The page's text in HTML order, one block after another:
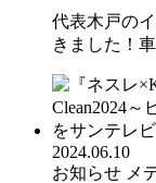
代表木戸の
きました！
2024.06.10
お知らせ メ